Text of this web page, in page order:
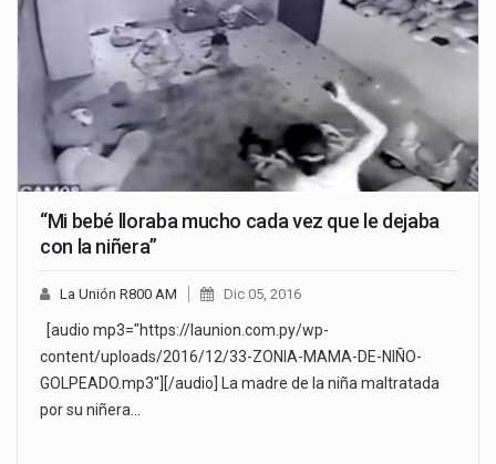
“Mi bebé lloraba mucho cada vez que le dejaba
con la niñera”
La Unión R800 AM Dic 05, 2016
[audio mp3="https://launion.com.py/wp-
content/uploads/2016/12/33-ZONIA-MAMA-DE-NIÑO-
GOLPEADO.mp3"][/audio] La madre de la niña maltratada
por su niñera…